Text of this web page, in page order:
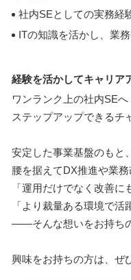
社内SEとしての実務経
ITの知識を活かし、業
経験を活かしてキャリア
ワンランク上の社内SEへ
ステップアップできるチ
安定した事業基盤のもと、
腰を据えてDX推進や業
「運用だけでなく改善に
「より裁量ある環境で活
――そんな想いをお持ち
興味をお持ちの方は、ぜ